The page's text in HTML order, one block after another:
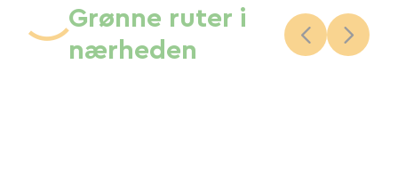
Grønne ruter i
nærheden